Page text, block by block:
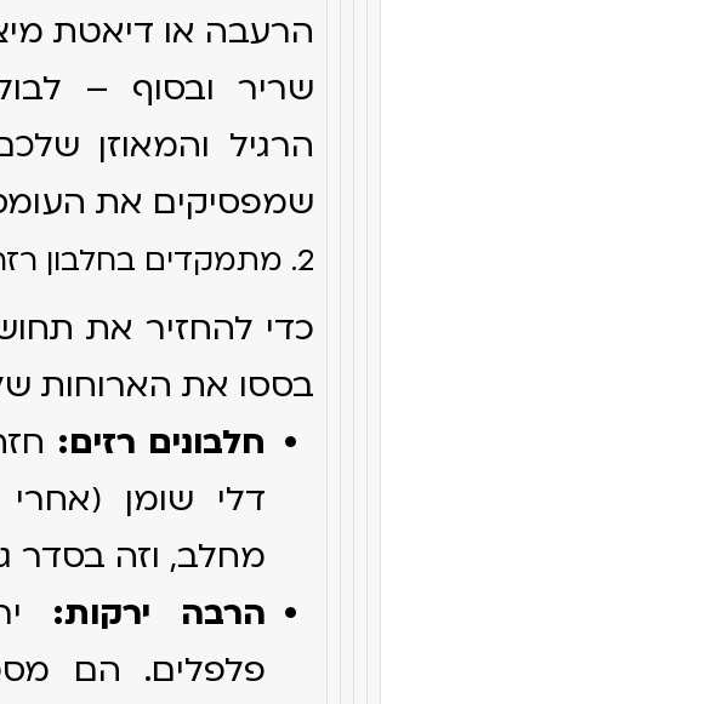
הרעבה או דיאטת
שריר ובסוף –
הרגיל והמאוזן
שמפסיקים את
2. מתמקדים בחלבון רזה וירקות
כדי להחזיר את
בססו את הארוחות
חלבונים רזים:
דלי שומן
מחלב, וזה בסדר
הרבה ירקות:
פלפלים. הם